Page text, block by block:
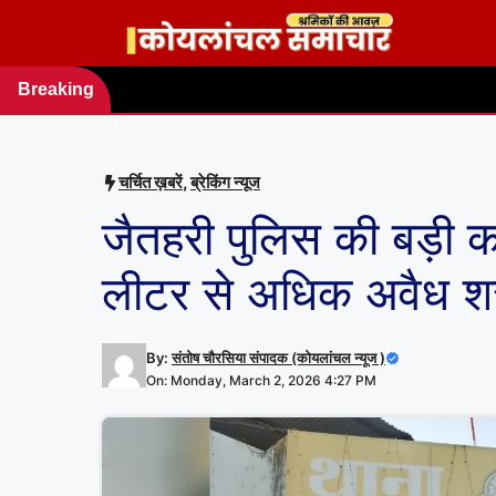
content
Breaking
चर्चित ख़बरें,ब्रेकिंग न्यूज
जैतहरी पुलिस की बड़ी
लीटर से अधिक अवैध
By:संतोष चौरसिया संपादक (कोयलांचल न्यूज )
On: Monday, March 2, 2026 4:27 PM